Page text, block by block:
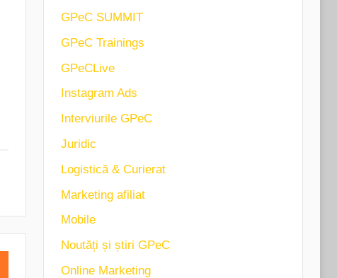
GPeC SUMMIT
GPeC Trainings
GPeCLive
Instagram Ads
Interviurile GPeC
Juridic
Logistică & Curierat
Marketing afiliat
Mobile
Noutăți și știri GPeC
Online Marketing